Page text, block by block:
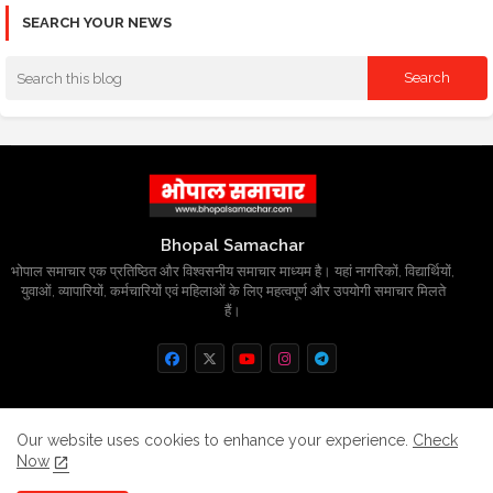
SEARCH YOUR NEWS
Bhopal Samachar
भोपाल समाचार एक प्रतिष्ठित और विश्वसनीय समाचार माध्यम है। यहां नागरिकों, विद्यार्थियों,
युवाओं, व्यापारियों, कर्मचारियों एवं महिलाओं के लिए महत्वपूर्ण और उपयोगी समाचार मिलते
हैं।
Home About Contact us
Privacy Policy
Our website uses cookies to enhance your experience. Check
Now